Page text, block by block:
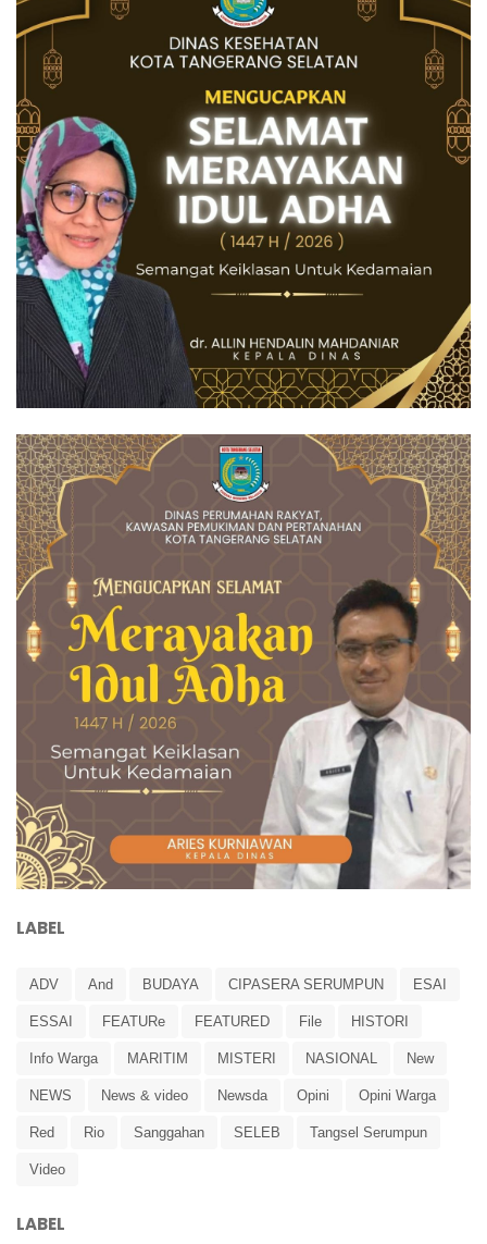
LABEL
ADV And BUDAYA CIPASERA SERUMPUN ESAI
ESSAI FEATURe FEATURED File HISTORI
Info Warga MARITIM MISTERI NASIONAL New
NEWS News & video Newsda Opini Opini Warga
Red Rio Sanggahan SELEB Tangsel Serumpun
Video
LABEL